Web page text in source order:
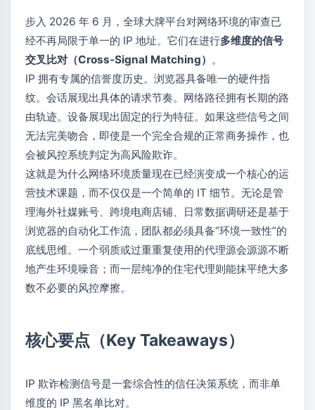
步入 2026 年 6 月，全球大牌平台对网络环境的审查已
经不再局限于单一的 IP 地址。它们在进行多维度的信号
交叉比对（Cross-Signal Matching） 。
IP 拥有专属的信誉度历史。浏览器具备唯一的硬件指
纹。会话展现出具体的请求节奏。网络路径拥有长期的路
由轨迹。设备展现出固定的行为特征。如果这些信号之间
无法完美吻合，即使是一个完全合规的正常商务操作，也
会被风控系统判定为高风险欺诈。
这就是为什么网络环境质量现在已经演变成一个核心的运
营技术课题，而不仅仅是一个简单的 IT 细节。无论是管
理海外社媒账号、跨境电商店铺、日常数据调研还是基于
浏览器的自动化工作流，团队都必须具备“环境一致性”的
底线思维。一个弱质或过重重复使用的代理源会源源不断
地产生环境噪音；而一层纯净的住宅代理则能抹平绝大多
数不必要的风控摩擦。
核心要点（Key Takeaways）
IP 欺诈检测信号是一套综合性的信任决策系统，而非单
维度的 IP 黑名单比对。